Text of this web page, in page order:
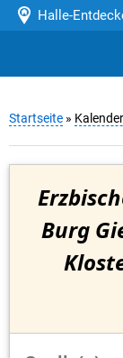
Halle-
Startseite »
Burg